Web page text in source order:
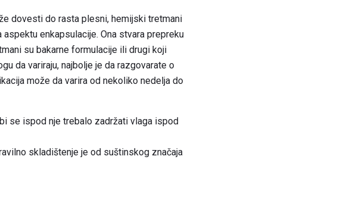
dovesti do rasta plesni, hemijski tretmani
enkapsulacije. Ona stvara prepreku
su bakarne formulacije ili drugi koji
da variraju, najbolje je da razgovarate o
može da varira od nekoliko nedelja do
se ispod nje trebalo zadržati vlaga ispod
skladištenje je od suštinskog značaja